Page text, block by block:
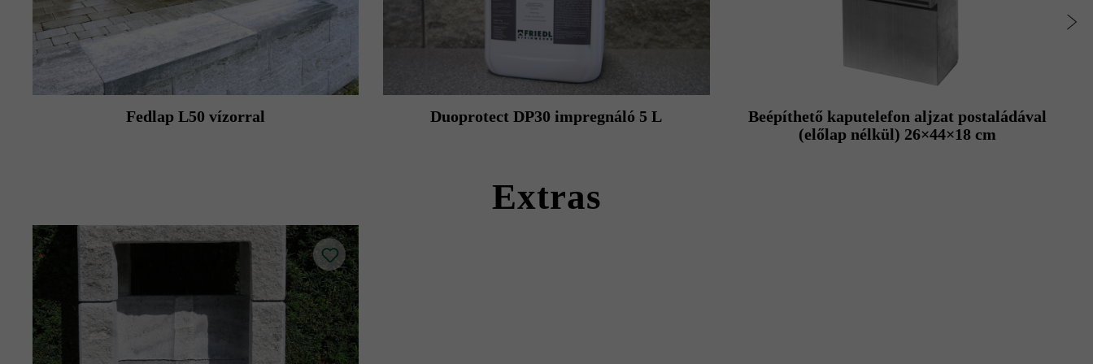
Fedlap L50 vízorral Duoprotect DP30 impregnáló 5 L
Beépíthető kaputelefon aljzat postaládával
(előlap nélkül) 26×44×18 cm
Extras